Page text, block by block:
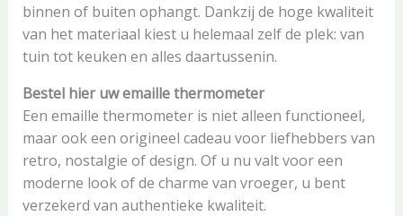
binnen of buiten ophangt. Dankzij de hoge kwaliteit
van het materiaal kiest u helemaal zelf de plek: van
tuin tot keuken en alles daartussenin.
Bestel hier uw emaille thermometer
Een emaille thermometer is niet alleen functioneel,
maar ook een origineel cadeau voor liefhebbers van
retro, nostalgie of design. Of u nu valt voor een
moderne look of de charme van vroeger, u bent
verzekerd van authentieke kwaliteit.